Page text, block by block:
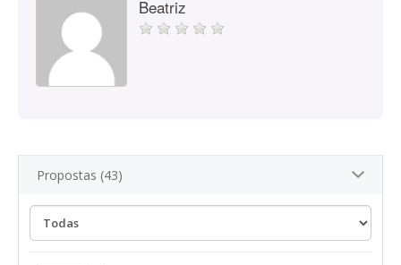
Beatriz
Propostas (43)